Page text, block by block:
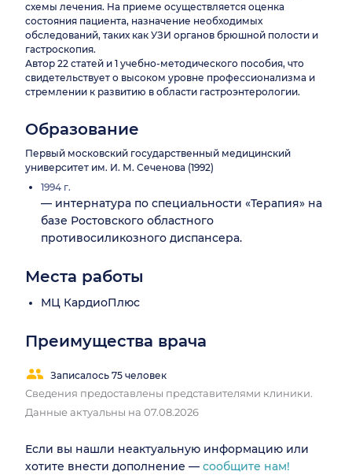
схемы лечения. На приеме осуществляется оценка
состояния пациента, назначение необходимых
обследований, таких как УЗИ органов брюшной полости и
гастроскопия.
Автор 22 статей и 1 учебно-методического пособия, что
свидетельствует о высоком уровне профессионализма и
стремлении к развитию в области гастроэнтерологии.
Образование
Первый московский государственный медицинский
университет им. И. М. Сеченова (1992)
1994 г.
— интернатура по специальности «Терапия» на
базе Ростовского областного
противосиликозного диспансера.
Места работы
МЦ КардиоПлюс
Преимущества врача
Записалось 75 человек
Сведения предоставлены представителями клиники.
Данные актуальны на 07.08.2026
Если вы нашли неактуальную информацию или
хотите внести дополнение — сообщите нам!